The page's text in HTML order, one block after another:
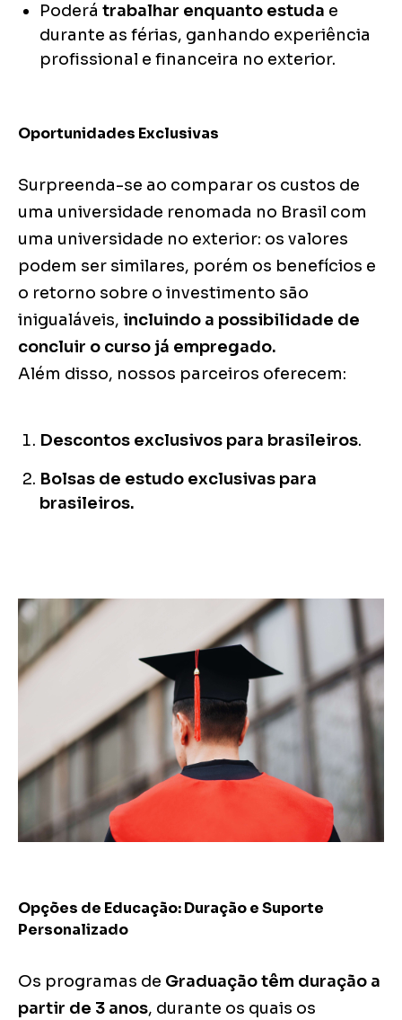
Poderá trabalhar enquanto estuda e
durante as férias, ganhando experiência
profissional e financeira no exterior.
Oportunidades Exclusivas
Surpreenda-se ao comparar os custos de
uma universidade renomada no Brasil com
uma universidade no exterior: os valores
podem ser similares, porém os benefícios e
o retorno sobre o investimento são
inigualáveis, incluindo a possibilidade de
concluir o curso já empregado.
Além disso, nossos parceiros oferecem:
Descontos exclusivos para brasileiros.
Bolsas de estudo exclusivas para
brasileiros.
Opções de Educação: Duração e Suporte
Personalizado
Os programas de Graduaçãotêm duração a
partir de 3 anos, durante os quais os